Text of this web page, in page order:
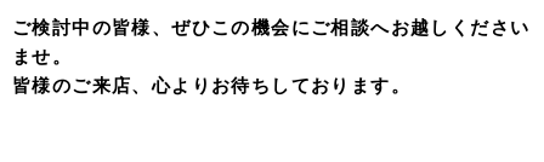
ご検討中の皆様、ぜひこの機会にご相談へお越しください
ませ。
皆様のご来店、心よりお待ちしております。